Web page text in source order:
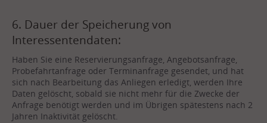
6. Dauer der Speicherung von
Interessentendaten:
Haben Sie eine Reservierungsanfrage, Angebotsanfrage,
Probefahrtanfrage oder Terminanfrage gesendet, und hat
sich nach Bearbeitung das Anliegen erledigt, werden Ihre
Daten gelöscht, sobald sie nicht mehr für die Zwecke der
Anfrage benötigt werden und im Übrigen spätestens nach 2
Jahren Inaktivität gelöscht.